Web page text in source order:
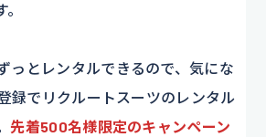
っとレンタルできるので、気にな
録でリクルートスーツのレンタル
先着500名様 限定のキャンペーン